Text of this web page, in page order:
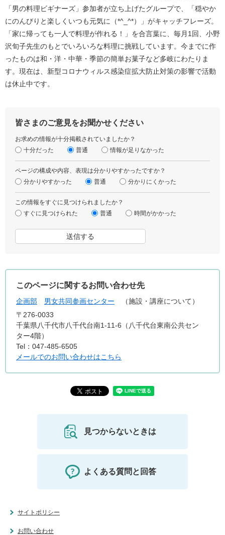
「男の料理ビギナーズ」参加者が立ち上げたグループで、「穏やか
にのんびりと楽しくいつも元気に（*^_^*）」がキャッチフレーズ。
「家に帰っても一人で料理が作れる！」を合言葉に、毎月1回、小野
沢旬子先生のもとでいろいろな料理に挑戦しています。今までに作
ったものは和・洋・中華・季節の簡単お菓子など多岐にわたりま
す。現在は、新型コロナウィルス感染症拡大防止対策の影響で活動
は休止中です。
皆さまのご意見をお聞かせください
お求めの情報が十分掲載されていましたか？
十分だった
普通 情報が足りなかった
ページの構成や内容、表現は分かりやすかったですか？
分かりやすかった
普通 分かりにくかった
この情報をすぐに見つけられましたか？
すぐに見つけられた
普通 時間がかかった
このページに関するお問い合わせ先
企画部 男女共同参画センター
（施設・講座について）
〒276-0033
千葉県八千代市八千代台南1-11-6（八千代台東南公共セン
ター4階）
Tel：047-485-6505
メールでのお問い合わせはこちら
見つからないときは
よくある質問と回答
サイトポリシー
お問い合わせ